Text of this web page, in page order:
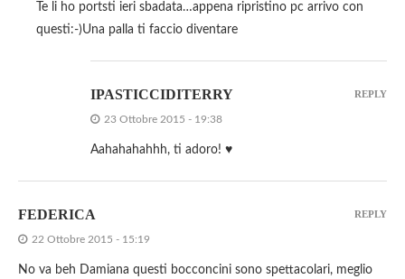
Te li ho portsti ieri sbadata…appena ripristino pc arrivo con
questi:-)Una palla ti faccio diventare
IPASTICCIDITERRY
23 Ottobre 2015 - 19:38
Aahahahahhh, ti adoro! ♥
REPLY
FEDERICA
22 Ottobre 2015 - 15:19
No va beh Damiana questi bocconcini sono spettacolari, meglio
REPLY